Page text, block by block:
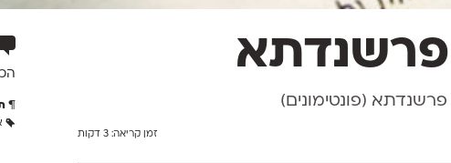
פרשנדתא
פרשנדתא (פונטימונים)
זמן קריאה:3 דקות